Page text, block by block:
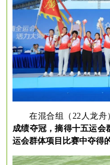
在混合组（22人龙舟
成绩夺冠，摘得十五运会
运会群体项目比赛中夺得